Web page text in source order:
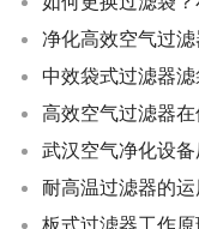
中效袋式过滤器
高效空气过滤器
武汉空气净化设
耐高温过滤器的